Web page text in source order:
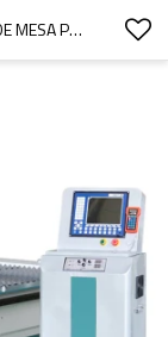
MÁQUINA DE CORTE POR PLASMA CNC DE MESA PARA CHAPA